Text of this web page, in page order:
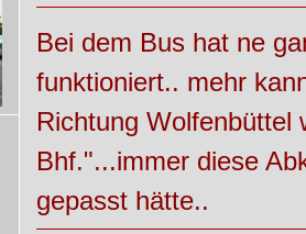
Bei dem Bus hat ne
funktioniert.. mehr
Richtung Wolfenbüttel
Bhf."...immer diese
gepasst hätte..